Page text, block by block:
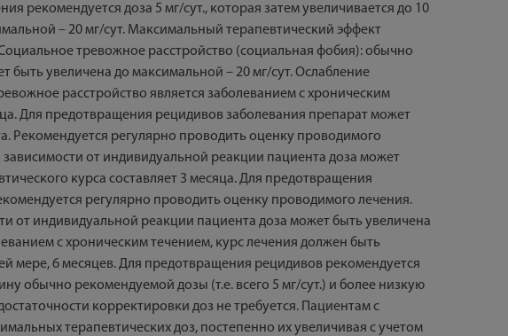
рекомендуется доза 5 мг/сут., которая затем увеличивается до 10
– 20 мг/сут. Максимальный терапевтический эффект
тревожное расстройство (социальная фобия): обычно
быть увеличена до максимальной – 20 мг/сут. Ослабление
расстройство является заболеванием с хроническим
Для предотвращения рецидивов заболевания препарат может
Рекомендуется регулярно проводить оценку проводимого
от индивидуальной реакции пациента доза может
курса составляет 3 месяца. Для предотвращения
регулярно проводить оценку проводимого лечения.
от индивидуальной реакции пациента доза может быть увеличена
с хроническим течением, курс лечения должен быть
мере, 6 месяцев. Для предотвращения рецидивов рекомендуется
обычно рекомендуемой дозы (т.е. всего 5 мг/сут.) и более низкую
корректировки доз не требуется. Пациентам с
терапевтических доз, постепенно их увеличивая с учетом